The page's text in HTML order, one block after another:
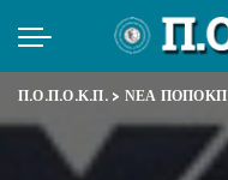
Π.Ο.Π.Ο.Κ.Π.> ΝΕΑ ΠΟΠΟΚΠ